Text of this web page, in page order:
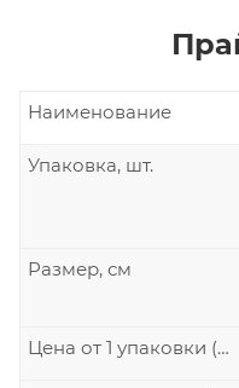
Наименование
Упаковка, шт.
Размер, см
Цена от 1 упаковки (р./шт.)